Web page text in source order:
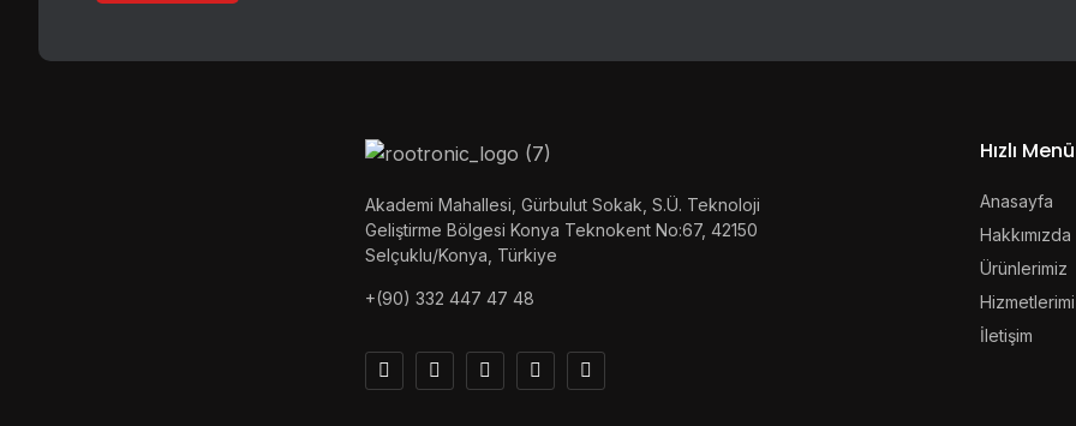
Akademi Mahallesi, Gürbulut Sokak, S.Ü. Teknoloji
Geliştirme Bölgesi Konya Teknokent No:67, 42150
Selçuklu/Konya, Türkiye
+(90) 332 447 47 48
Hızlı Menü
Anasayfa
Hakkımızda
Ürünlerimiz
İletişim